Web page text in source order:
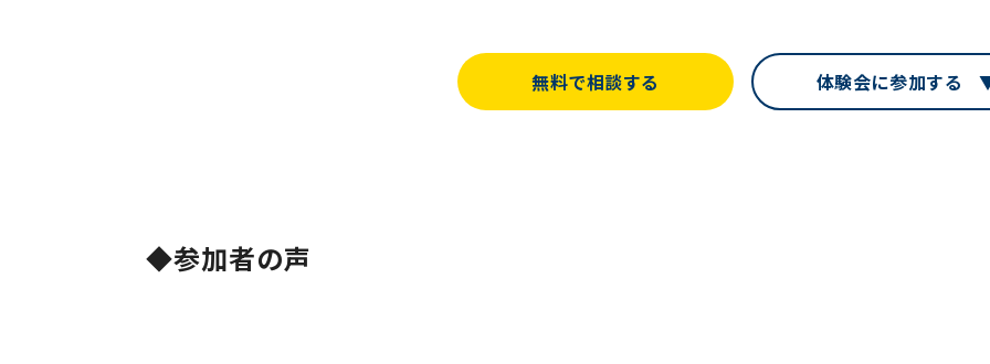
無料で相談する 体験会に参加する
◆参加者の声